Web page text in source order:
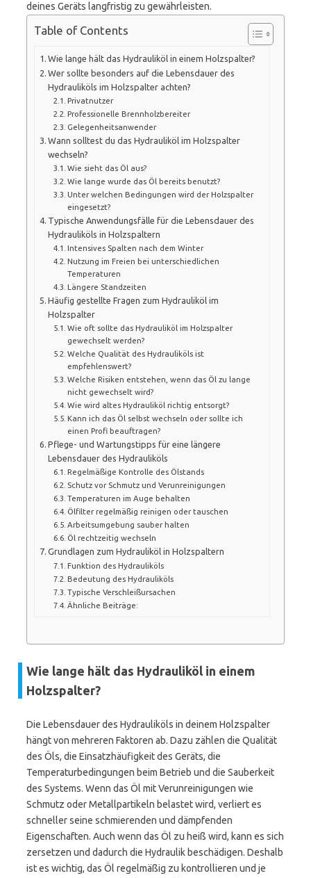
deines Geräts langfristig zu gewährleisten.
Table of Contents
Wie lange hält das Hydrauliköl in einem Holzspalter?
Wer sollte besonders auf die Lebensdauer des
Hydrauliköls im Holzspalter achten?
Privatnutzer
Professionelle Brennholzbereiter
Gelegenheitsanwender
Wann solltest du das Hydrauliköl im Holzspalter
wechseln?
Wie sieht das Öl aus?
Wie lange wurde das Öl bereits benutzt?
Unter welchen Bedingungen wird der Holzspalter
eingesetzt?
Typische Anwendungsfälle für die Lebensdauer des
Hydrauliköls in Holzspaltern
Intensives Spalten nach dem Winter
Nutzung im Freien bei unterschiedlichen
Temperaturen
Längere Standzeiten
Häufig gestellte Fragen zum Hydrauliköl im
Holzspalter
Wie oft sollte das Hydrauliköl im Holzspalter
gewechselt werden?
Welche Qualität des Hydrauliköls ist
empfehlenswert?
Welche Risiken entstehen, wenn das Öl zu lange
nicht gewechselt wird?
Wie wird altes Hydrauliköl richtig entsorgt?
Kann ich das Öl selbst wechseln oder sollte ich
einen Profi beauftragen?
Pflege- und Wartungstipps für eine längere
Lebensdauer des Hydrauliköls
Regelmäßige Kontrolle des Ölstands
Schutz vor Schmutz und Verunreinigungen
Temperaturen im Auge behalten
Ölfilter regelmäßig reinigen oder tauschen
Arbeitsumgebung sauber halten
Öl rechtzeitig wechseln
Grundlagen zum Hydrauliköl in Holzspaltern
Funktion des Hydrauliköls
Bedeutung des Hydrauliköls
Typische Verschleißursachen
Ähnliche Beiträge:
Wie lange hält das Hydrauliköl in einem
Holzspalter?
Die Lebensdauer des Hydrauliköls in deinem Holzspalter
hängt von mehreren Faktoren ab. Dazu zählen die Qualität
des Öls, die Einsatzhäufigkeit des Geräts, die
Temperaturbedingungen beim Betrieb und die Sauberkeit
des Systems. Wenn das Öl mit Verunreinigungen wie
Schmutz oder Metallpartikeln belastet wird, verliert es
schneller seine schmierenden und dämpfenden
Eigenschaften. Auch wenn das Öl zu heiß wird, kann es sich
zersetzen und dadurch die Hydraulik beschädigen. Deshalb
ist es wichtig, das Öl regelmäßig zu kontrollieren und je